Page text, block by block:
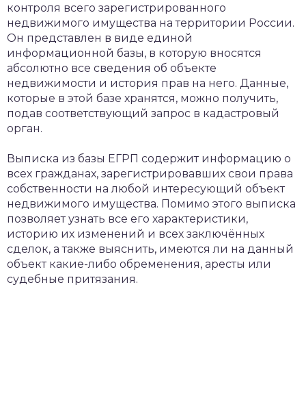
контроля всего зарегистрированного
недвижимого имущества на территории России.
Он представлен в виде единой
информационной базы, в которую вносятся
абсолютно все сведения об объекте
недвижимости и история прав на него. Данные,
которые в этой базе хранятся, можно получить,
подав соответствующий запрос в кадастровый
орган.
Выписка из базы ЕГРП содержит информацию о
всех гражданах, зарегистрировавших свои права
собственности на любой интересующий объект
недвижимого имущества. Помимо этого выписка
позволяет узнать все его характеристики,
историю их изменений и всех заключённых
сделок, а также выяснить, имеются ли на данный
объект какие-либо обременения, аресты или
судебные притязания.